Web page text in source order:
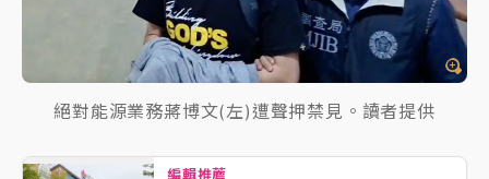
絕對能源業務蔣博文(左)遭聲押禁見。讀者提供
編輯推薦